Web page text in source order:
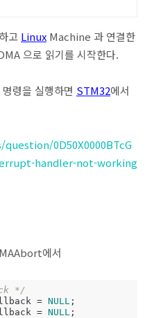
고 Linux Machine 과 연결한
으로 읽기를 시작한다.
령을 실행하면 STM32에서
0D50X0000BTcG
handler-not-working
에서
*/
= NULL ;
= NULL ;